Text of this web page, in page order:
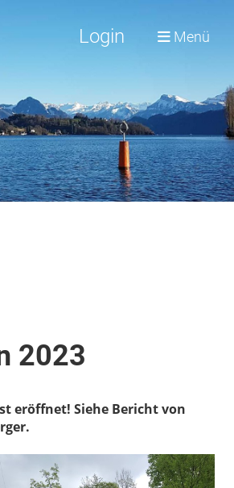
Login Menü
2023
eröffnet! Siehe Bericht von